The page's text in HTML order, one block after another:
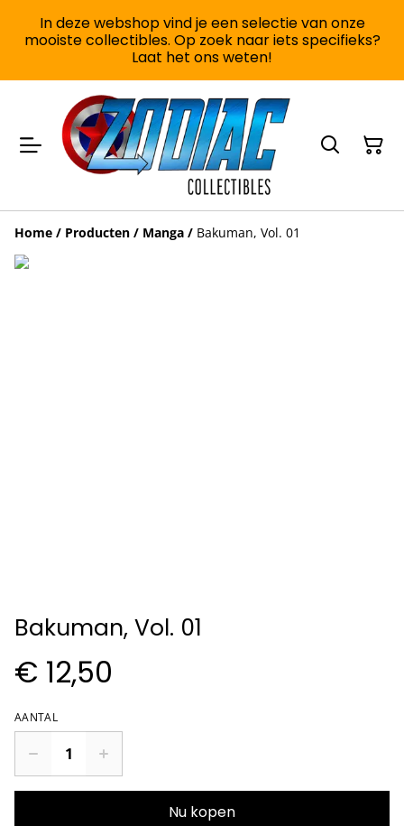
In deze webshop vind je een selectie van onze
mooiste collectibles. Op zoek naar iets specifieks?
Laat het ons weten!
Home / Producten / Manga / Bakuman, Vol. 01
Bakuman, Vol. 01
€ 12,50
AANTAL
Nu kopen